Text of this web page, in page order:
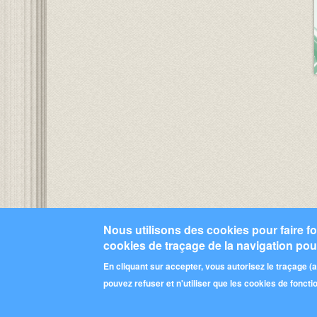
Se connecterou s'inscrirepour publier un
Pied de page
Nous utilisons des cookies pour faire
cookies de traçage de la navigation
En cliquant sur accepter, vous autorisez le traçage
pouvez refuser et n'utiliser que les cookies de